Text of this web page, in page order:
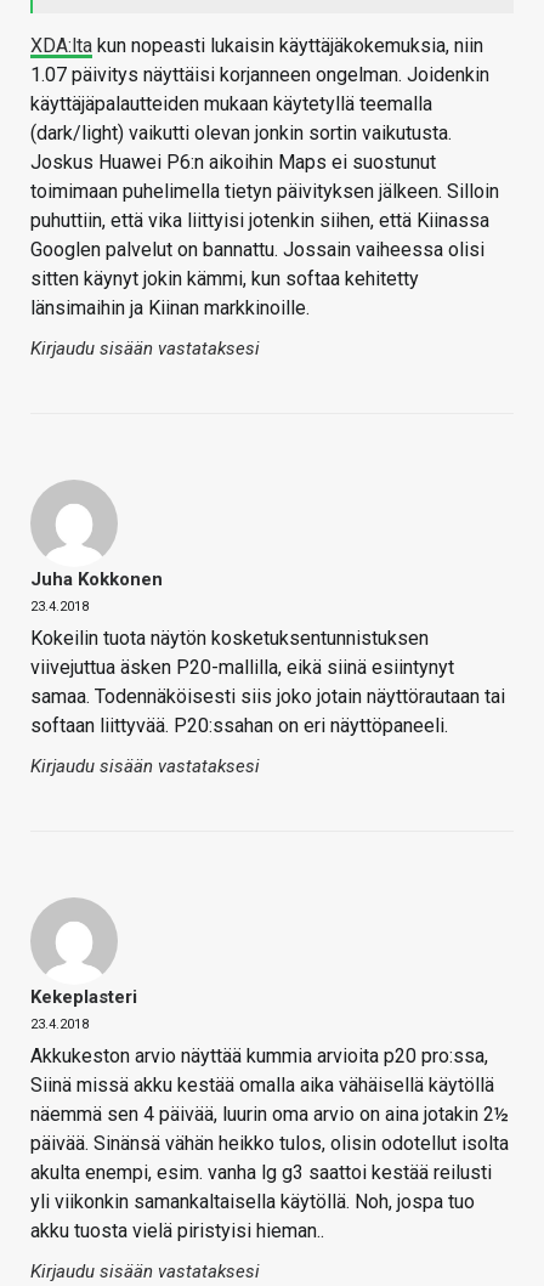
XDA:lta kun nopeasti lukaisin käyttäjäkokemuksia, niin
1.07 päivitys näyttäisi korjanneen ongelman. Joidenkin
käyttäjäpalautteiden mukaan käytetyllä teemalla
(dark/light) vaikutti olevan jonkin sortin vaikutusta.
Joskus Huawei P6:n aikoihin Maps ei suostunut
toimimaan puhelimella tietyn päivityksen jälkeen. Silloin
puhuttiin, että vika liittyisi jotenkin siihen, että Kiinassa
Googlen palvelut on bannattu. Jossain vaiheessa olisi
sitten käynyt jokin kämmi, kun softaa kehitetty
länsimaihin ja Kiinan markkinoille.
Kirjaudu sisään vastataksesi
Juha Kokkonen
23.4.2018
Kokeilin tuota näytön kosketuksentunnistuksen
viivejuttua äsken P20-mallilla, eikä siinä esiintynyt
samaa. Todennäköisesti siis joko jotain näyttörautaan tai
softaan liittyvää. P20:ssahan on eri näyttöpaneeli.
Kirjaudu sisään vastataksesi
Kekeplasteri
23.4.2018
Akkukeston arvio näyttää kummia arvioita p20 pro:ssa,
Siinä missä akku kestää omalla aika vähäisellä käytöllä
näemmä sen 4 päivää, luurin oma arvio on aina jotakin 2½
päivää. Sinänsä vähän heikko tulos, olisin odotellut isolta
akulta enempi, esim. vanha lg g3 saattoi kestää reilusti
yli viikonkin samankaltaisella käytöllä. Noh, jospa tuo
akku tuosta vielä piristyisi hieman..
Kirjaudu sisään vastataksesi